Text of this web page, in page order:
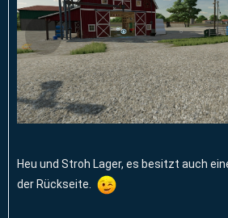
Heu und Stroh Lager, es besitzt auch
der Rückseite.